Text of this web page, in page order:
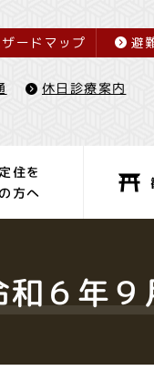
ードマップ 避
休日診療案内
住を
方へ
６年９